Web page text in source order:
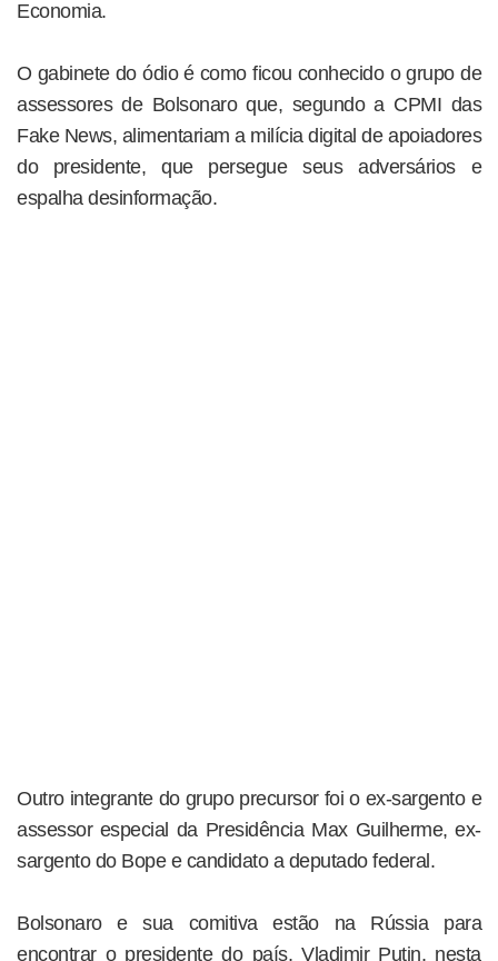
Economia.
O gabinete do ódio é como ficou conhecido o grupo de
assessores de Bolsonaro que, segundo a CPMI das
Fake News, alimentariam a milícia digital de apoiadores
do presidente, que persegue seus adversários e
espalha desinformação.
Outro integrante do grupo precursor foi o ex-sargento e
assessor especial da Presidência Max Guilherme, ex-
sargento do Bope e candidato a deputado federal.
Bolsonaro e sua comitiva estão na Rússia para
encontrar o presidente do país, Vladimir Putin, nesta